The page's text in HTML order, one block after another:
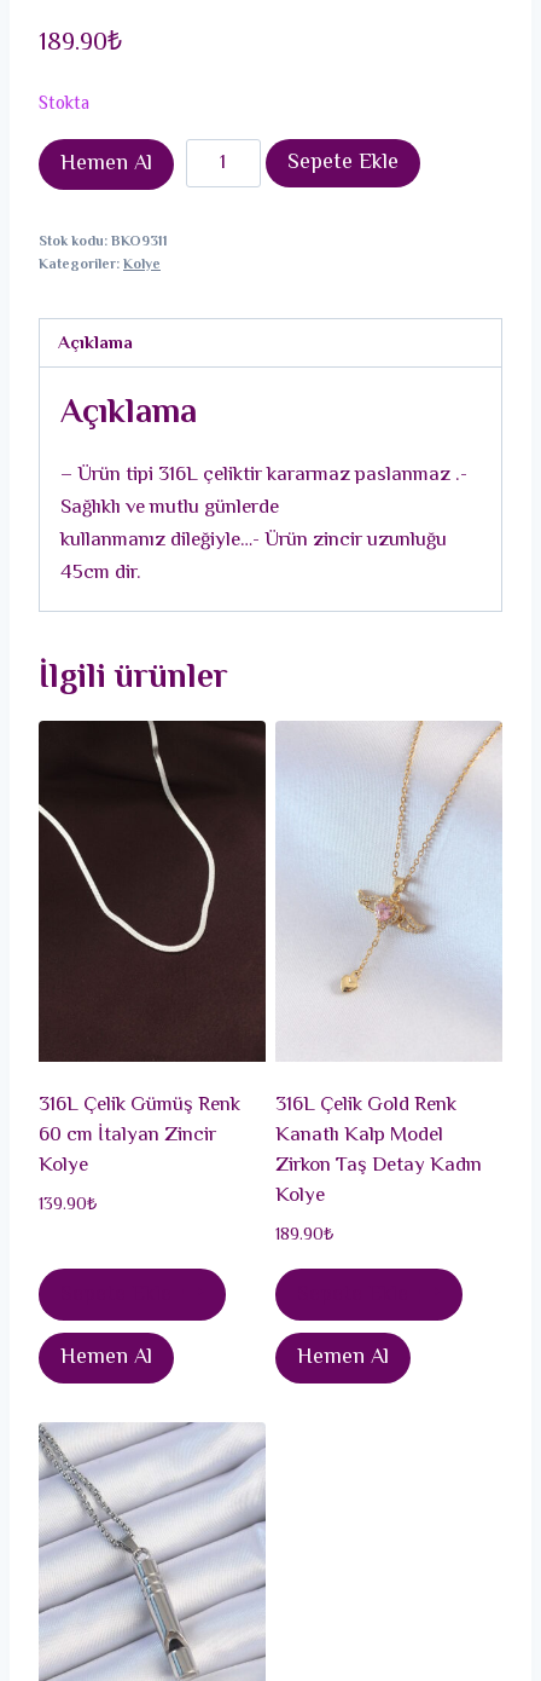
189.90₺
Stokta
Hemen Al
316L
Çelik
Taşlı
Figür
Model
Kadın
Kolye
Sepete Ekle
Stok kodu:BKO9311
Kategoriler:Kolye
Açıklama
Açıklama
– Ürün tipi 316L çeliktir kararmaz paslanmaz .-
Sağlıklı ve mutlu günlerde
kullanmanız dileğiyle…- Ürün zincir uzunluğu
45cm dir.
İlgili ürünler
316L Çelik Gümüş Renk
60 cm İtalyan Zincir
Kolye
139.90₺
Hemen Al
316L Çelik Gold Renk
Kanatlı Kalp Model
Zirkon Taş Detay Kadın
Kolye
189.90₺
Hemen Al